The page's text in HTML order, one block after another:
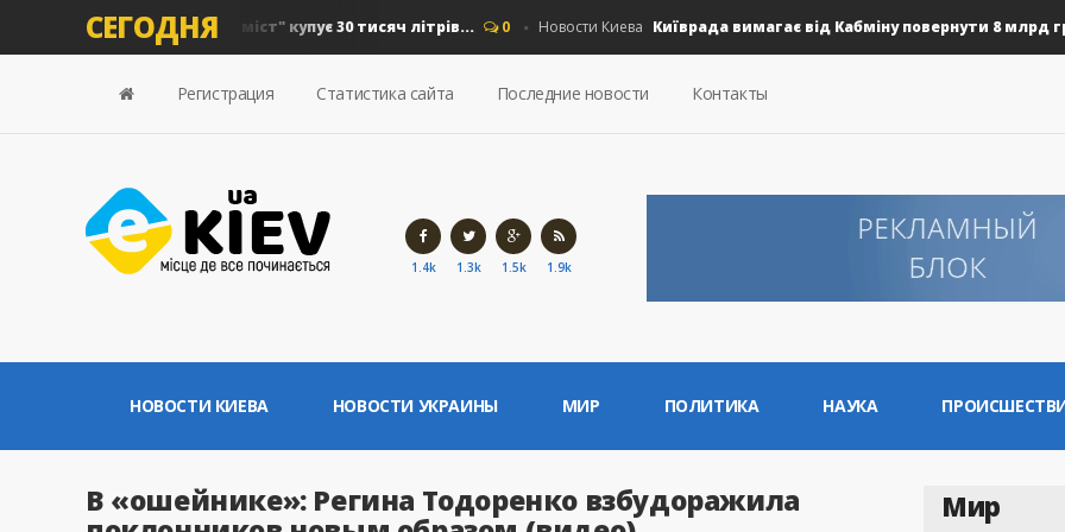
СЕГОДНЯ
дизель: "Київавтошляхміст" купує 30 тисяч літрів... 0 Новости Киева Київрада вимагає від Кабміну повернути 8 млрд грн
Регистрация Статистика сайта Последние новости Контакты
1.4k 1.3k 1.5k 1.9k
НОВОСТИ КИЕВА НОВОСТИ УКРАИНЫ МИР ПОЛИТИКА НАУКА
В «ошейнике»: Регина Тодоренко взбудоражила Мир